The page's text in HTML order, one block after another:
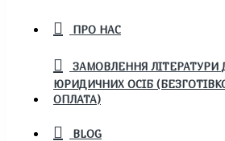
ПРО НАС
ЗАМОВЛЕННЯ ЛІТЕРАТУРИ
ЮРИДИЧНИХ ОСІБ
ОПЛАТА)
BLOG